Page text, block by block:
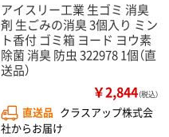
アイスリー工業 生ゴミ 消臭
剤 生ごみの消臭 3個入り ミン
ト香付 ゴミ箱 ヨード ヨウ素
除菌 消臭 防虫 322978 1個（直
送品）
￥2,844（税込）
直送品 クラスアップ株式会
社からお届け